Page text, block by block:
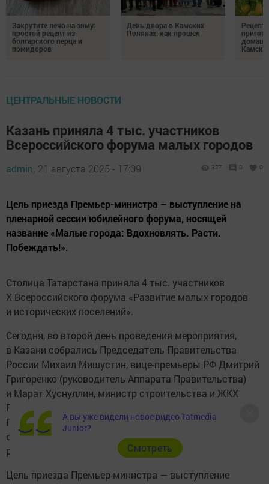
Закрутите лечо на зиму:
простой рецепт из
болгарского перца и
помидоров
День двора в Камских
Полянах: как прошел
ЦЕНТРАЛЬНЫЕ НОВОСТИ
Казань приняла 4 тыс. участников
Всероссийского форума малых городов
admin, 21 августа 2025 - 17:09 327 0 0
Цель приезда Премьер-министра – выступление на
пленарной сессии юбилейного форума, носящей
название «Малые города: Вдохновлять. Расти.
Побеждать!».
Столица Татарстана приняла 4 тыс. участников
X Всероссийского форума «Развитие малых городов
и исторических поселений».
Сегодня, во второй день проведения мероприятия,
в Казани собрались Председатель Правительства
России Михаил Мишустин, вице-премьеры РФ Дмитрий
Григоренко (руководитель Аппарата Правительства)
и Марат Хуснуллин, министр строительства и ЖКХ
РФ Ирек Файзуллин, полномочный представитель
Президента России в Приволжском федеральном
округе Игорь Комаров и глава Донецкой народной
республики Денис Пушилин.
Цель приезда Премьер-министра — выступление
А вы уже видели новое видео Tatmedia
Junior?
Cмотреть